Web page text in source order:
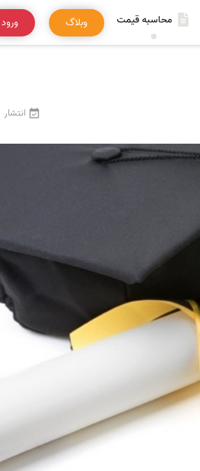
محاسبه قیمت وبلاگ ورود
انتشار